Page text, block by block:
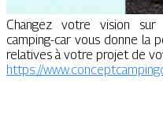
Changez votre vision sur
camping-car vous donne la
relatives à votre projet de
https://